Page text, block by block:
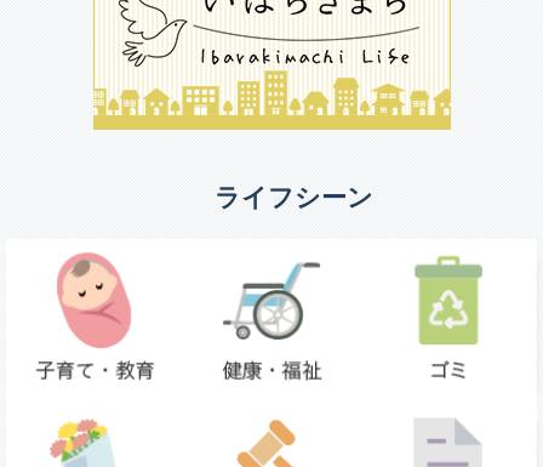
ライフシーン